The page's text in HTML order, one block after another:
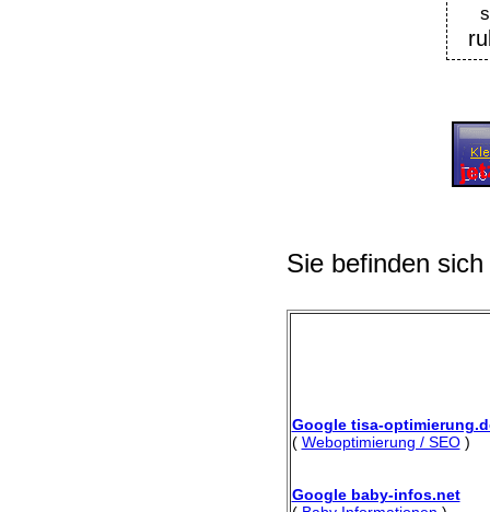
Sie befinden
Google tisa-
( Weboptimierung / SEO)
Google baby-infos.net